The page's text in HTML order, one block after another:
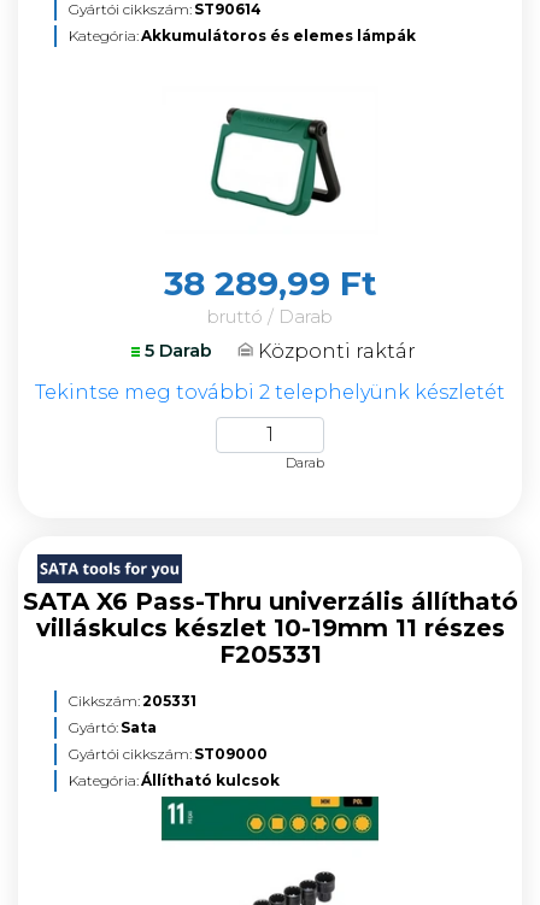
Gyártói cikkszám: ST90614
Kategória:Akkumulátoros és elemes lámpák
38 289,99 Ft
bruttó / Darab
5 Darab
Központi raktár
Tekintse meg további 2 telephelyünk készletét
Darab
SATA X6 Pass-Thru univerzális állítható
villáskulcs készlet 10-19mm 11 részes
F205331
Cikkszám:205331
Gyártó: Sata
Gyártói cikkszám: ST09000
Kategória:Állítható kulcsok